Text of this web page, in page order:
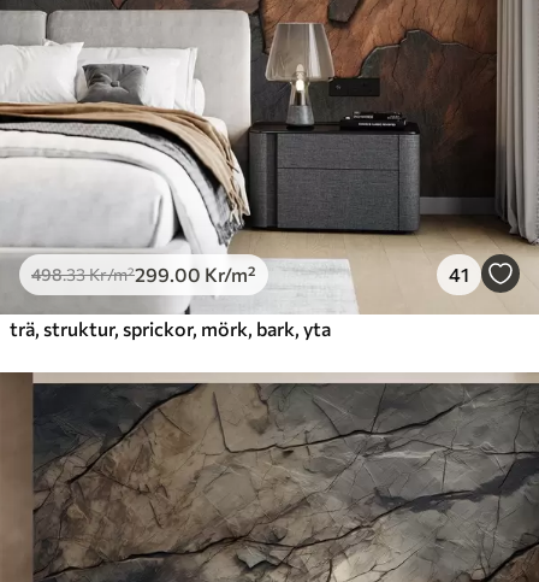
Premiumvinyl
.00435.00 /m²
Peel and Stick
900.00540.00 Kr/m²
498.33Kr/m²299 .00 Kr/m² 41
trä, struktur, sprickor, mörk, bark, yta